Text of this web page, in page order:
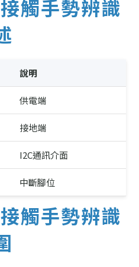
觸手勢辨識
說明
供電端
接地端
I2C通訊介面
中斷腳位
觸手勢辨識